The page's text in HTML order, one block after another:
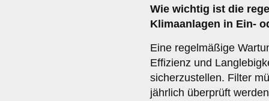
Wie wichtig ist die
Klimaanlagen in Ein-
Eine regelmäßige
Effizienz und
sicherzustellen. Filter
jährlich überprüft